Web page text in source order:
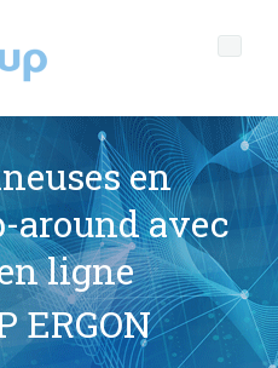
en
around avec
ligne
ERGON